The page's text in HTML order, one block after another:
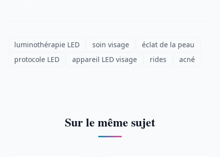
luminothérapie LED soin visage
éclat de la peau
protocole LED
appareil LED visage rides acné
Sur le même sujet